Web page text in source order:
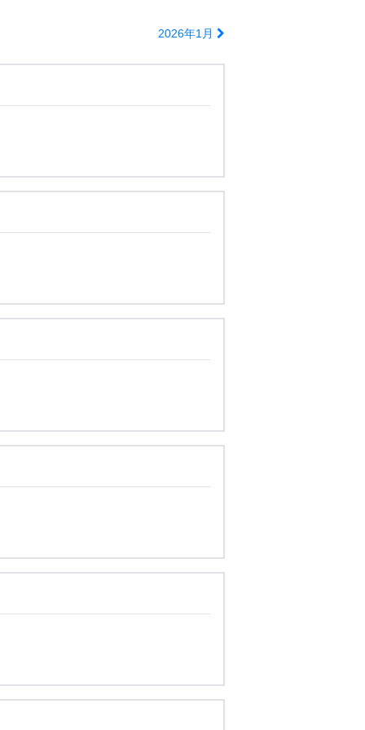
2026年1月